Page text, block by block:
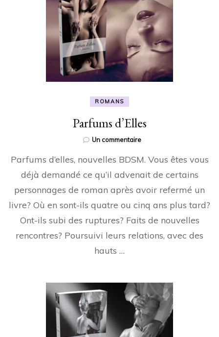
ROMANS
Parfums d’Elles
Un commentairesur
d’Elles
Parfums d’elles, nouvelles BDSM. Vous êtes vous
déjà demandé ce qu’il advenait de certains
personnages de roman après avoir refermé un
livre? Où en sont-ils quatre ou cinq ans plus tard?
Ont-ils subi des ruptures? Faits de nouvelles
rencontres? Poursuivi leurs relations, avec des
hauts …